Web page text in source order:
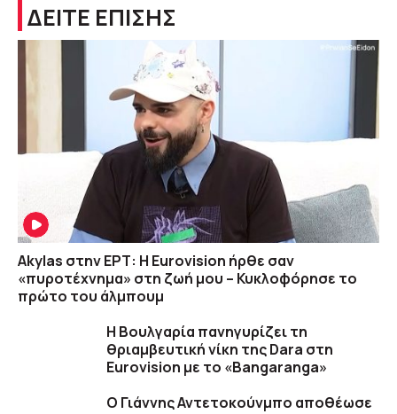
ΔΕΙΤΕ ΕΠΙΣΗΣ
Akylas στην ΕΡΤ: Η Eurovision ήρθε σαν
«πυροτέχνημα» στη ζωή μου – Κυκλοφόρησε το
πρώτο του άλμπουμ
Η Βουλγαρία πανηγυρίζει τη
θριαμβευτική νίκη της Dara στη
Eurovision με το «Bangaranga»
O Γιάννης Αντετοκούνμπο αποθέωσε